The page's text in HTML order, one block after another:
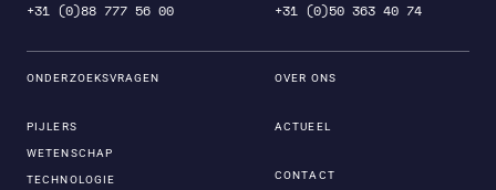
+31 (0)88 777 56 00
+31 (0)50 363 40 74
ONDERZOEKSVRAGEN
PIJLERS
WETENSCHAP
TECHNOLOGIE
OVER ONS
ACTUEEL
CONTACT